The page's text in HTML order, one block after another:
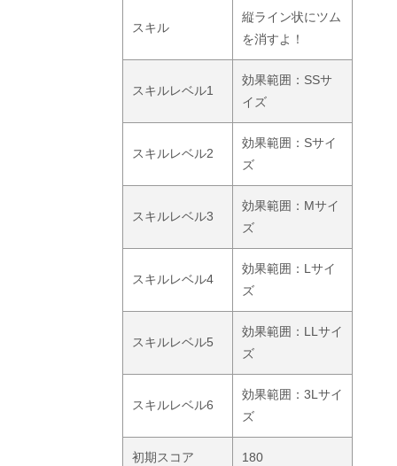
スキル
縦ライン状にツム
を消すよ！
スキルレベル1
効果範囲：SSサ
イズ
スキルレベル2
効果範囲：Sサイ
ズ
スキルレベル3
効果範囲：Mサイ
ズ
スキルレベル4
効果範囲：Lサイ
ズ
スキルレベル5
効果範囲：LLサイ
ズ
スキルレベル6
効果範囲：3Lサイ
ズ
初期スコア 180